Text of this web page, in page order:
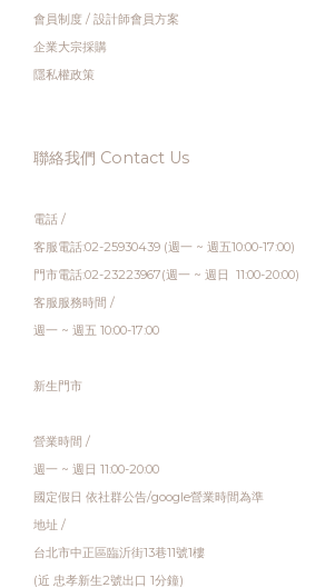
會員制度 / 設計師會員方案
企業大宗採購
隱私權政策
聯絡我們 Contact Us
電話 /
客服電話:02-25930439 (週一 ~ 週五10:00-17:00)
門市電話:02-23223967(週一 ~ 週日 11:00-20:00)
客服服務時間 /
週一 ~ 週五 10:00-17:00
新生門市
營業時間 /
週一 ~ 週日 11:00-20:00
國定假日 依社群公告/google營業時間為準
地址 /
台北市中正區臨沂街13巷11號1樓
(近 忠孝新生2號出口 1分鐘)